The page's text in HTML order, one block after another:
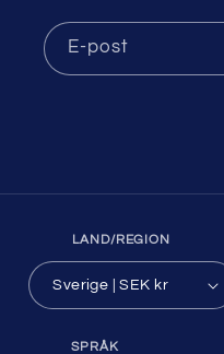
E-post
LAND/REGION
Sverige | SEK kr
SPRÅK